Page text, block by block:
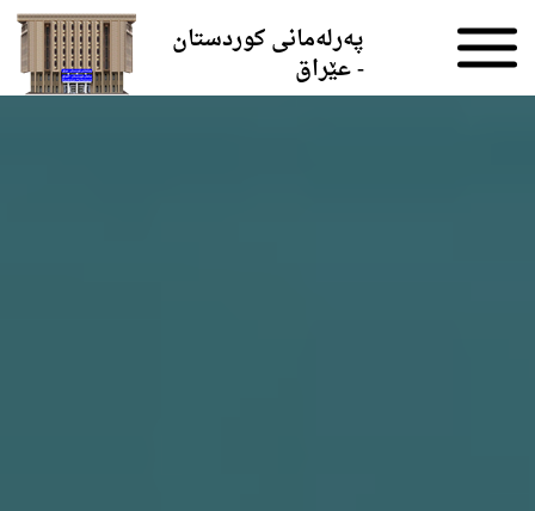
پەرلەمانی کوردستان
- عێراق